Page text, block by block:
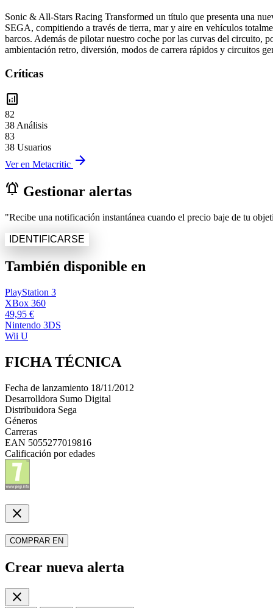
Sonic & All-Stars Racing Transformed un título que presenta una
SEGA, compitiendo a través de tierra, mar y aire en vehículos
barcos. Además de pilotar nuestro coche por las curvas del circuito,
ambientación retro, diversión, modos de carrera rápidos y circuitos
Críticas
analytics
82
38 Análisis
83
38 Usuarios
Ver en Metacritic arrow_forward
notifications_active Gestionar alertas
"Recibe una notificación instantánea cuando el precio baje de tu
IDENTIFICARSE
También disponible en
PlayStation 3
XBox 360
49,95 €
Nintendo 3DS
Wii U
FICHA TÉCNICA
Fecha de lanzamiento 18/11/2012
Desarrolldora Sumo Digital
Distribuidora Sega
Géneros
Carreras
EAN 5055277019816
Calificación por edades
close
COMPRAR EN
Crear nueva alerta
close